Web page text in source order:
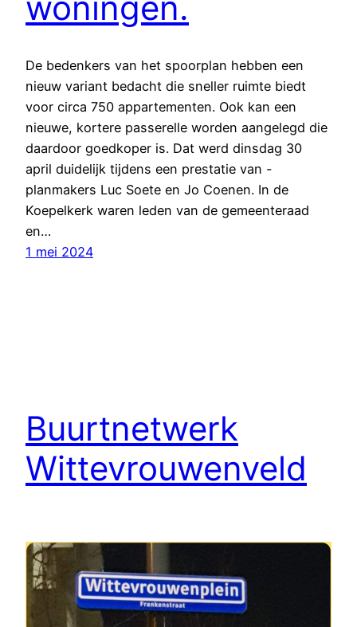
De bedenkers van het spoorplan hebben een
nieuw variant bedacht die sneller ruimte biedt
voor circa 750 appartementen. Ook kan een
nieuwe, kortere passerelle worden aangelegd die
daardoor goedkoper is. Dat werd dinsdag 30
april duidelijk tijdens een prestatie van -
planmakers Luc Soete en Jo Coenen. In de
Koepelkerk waren leden van de gemeenteraad
en…
1 mei 2024
Buurtnetwerk
Wittevrouwenveld